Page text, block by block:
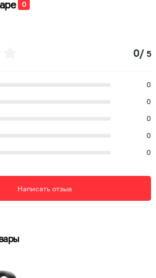
0
0/ 5
0
0
0
0
0
Написать отзыв